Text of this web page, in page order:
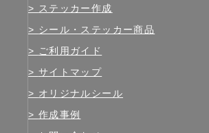
ステッカー作成
シール・ステッカー商品
ご利用ガイド
サイトマップ
オリジナルシール
作成事例